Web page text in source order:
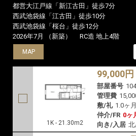
都営大江戸線「新江古田」徒歩7分
西武池袋線「江古田」徒歩10分
西武池袋線「桜台」徒歩12分
2026年7月 （新築）
RC造 地上4階
MAP
1K - 21.30m2
99,000円
部屋番号 104
管理費
敷/礼 1.0ヶ月
仲介/FR 0ヶ
向き/入居
MAP
MAP